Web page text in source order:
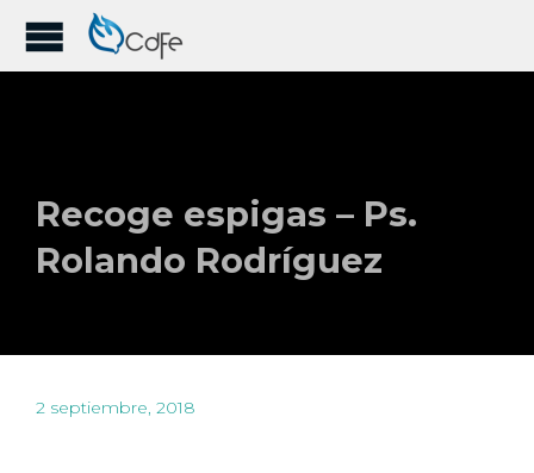
Recoge espigas – Ps.
Rolando Rodríguez
2 septiembre, 2018